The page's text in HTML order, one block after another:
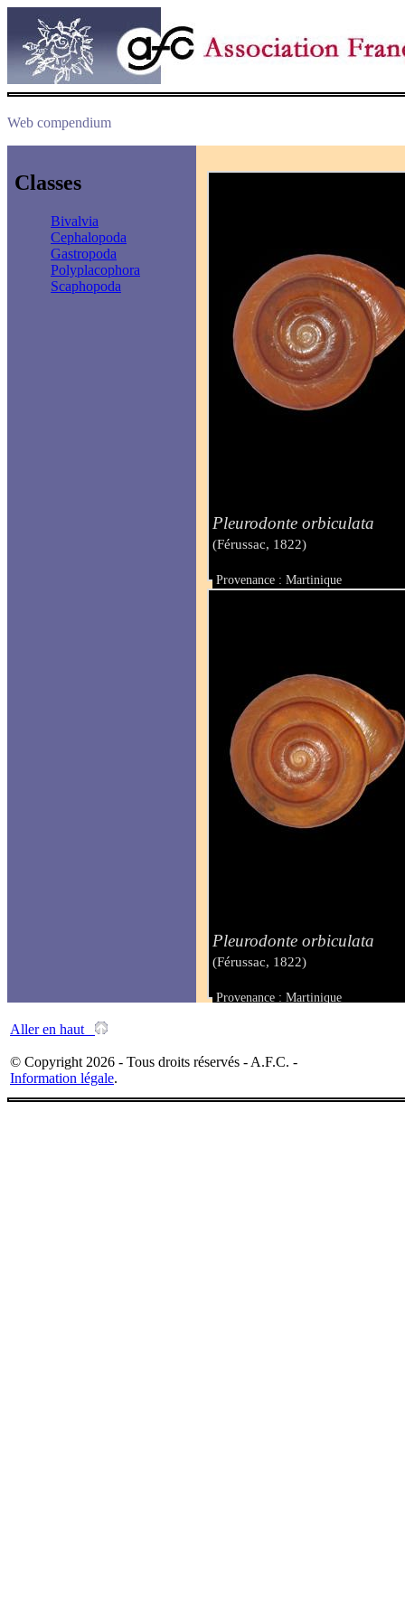
Web compendium
Classes
Bivalvia
Cephalopoda
Gastropoda
Polyplacophora
Scaphopoda
Pleurodonte orbiculata
(Férussac, 1822)
Provenance : Martinique
Taille : 30 mm
Pleurodonte orbiculata
(Férussac, 1822)
Provenance : Martinique
Aller en haut
© Copyright 2026 - Tous droits réservés - A.F.C. -
Information légale.